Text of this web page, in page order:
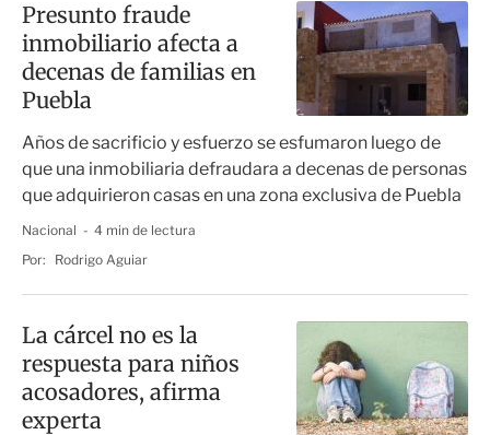
Presunto fraude
inmobiliario afecta a
decenas de familias en
Puebla
Años de sacrificio y esfuerzo se esfumaron luego de
que una inmobiliaria defraudara a decenas de personas
que adquirieron casas en una zona exclusiva de Puebla
Nacional
4 min de lectura
Por:
Rodrigo Aguiar
La cárcel no es la
respuesta para niños
acosadores, afirma
experta